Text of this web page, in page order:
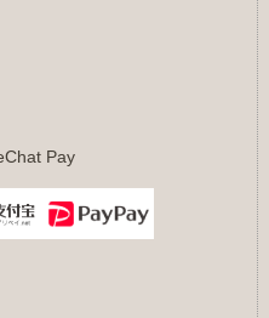
Pay